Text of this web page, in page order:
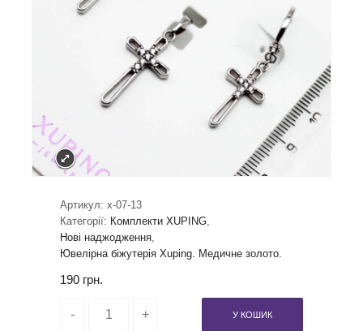
Артикул: x-07-13
Категорії: Комплекти XUPING,
Нові наджодження,
Ювелірна біжутерія Xuping. Медичне золото.
190 грн.
У КОШИК